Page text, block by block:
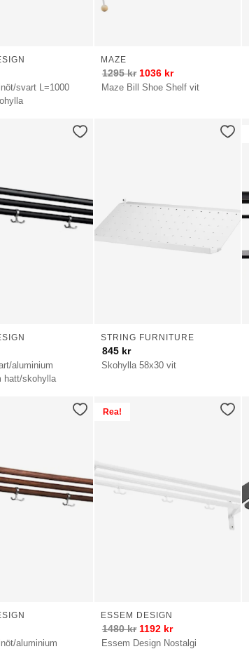
svart L=1000
Maze Bill Shoe Shelf vit
MAZE
1295kr 1036 kr
aluminium
hatt/skohylla
Skohylla 58x30 vit
STRING FURNITURE
845 kr
aluminium
Rea!
Essem Design Nostalgi
ESSEM DESIGN
1480kr 1192 kr